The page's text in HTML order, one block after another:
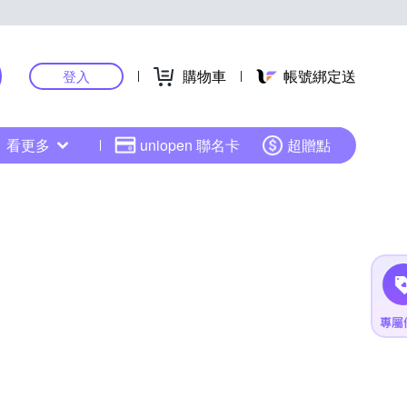
登入 購物車 帳號綁定送
看更多 uniopen 聯名卡 超贈點